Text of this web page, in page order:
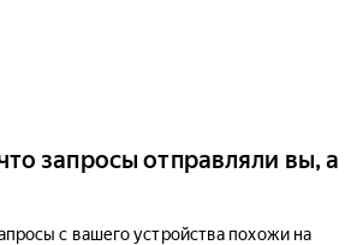
запросы отправляли вы, а
с вашего устройства похожи на